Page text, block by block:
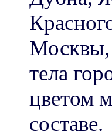
Москвы,
тела
цветом
составе.